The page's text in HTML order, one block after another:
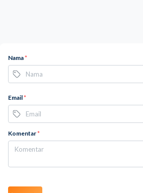
Nama*
Email*
Komentar*